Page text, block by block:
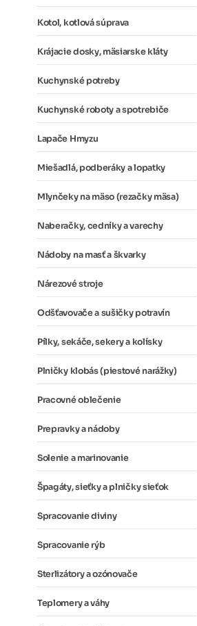
Kotol, kotlová súprava
Krájacie dosky, mäsiarske kláty
Kuchynské potreby
Kuchynské roboty a spotrebiče
Lapače Hmyzu
Miešadlá, podberáky a lopatky
Mlynčeky na mäso (rezačky mäsa)
Naberačky, cedníky a varechy
Nádoby na masť a škvarky
Nárezové stroje
Odšťavovače a sušičky potravín
Pílky, sekáče, sekery a kolísky
Plničky klobás (piestové narážky)
Pracovné oblečenie
Prepravky a nádoby
Solenie a marinovanie
Špagáty, sieťky a plničky sieťok
Spracovanie diviny
Spracovanie rýb
Sterlizátory a ozónovače
Teplomery a váhy